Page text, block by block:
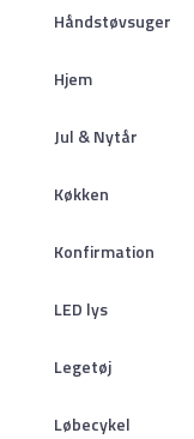
Håndstøvsuger
Hjem
Jul & Nytår
Køkken
Konfirmation
LED lys
Legetøj
Løbecykel